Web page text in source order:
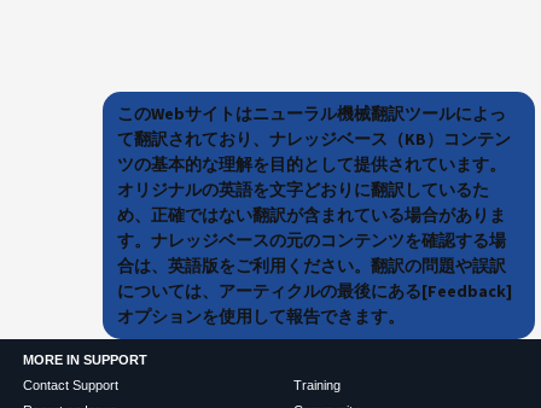
このWebサイトはニューラル機械翻訳ツールによっ
て翻訳されており、ナレッジベース（KB）コンテン
ツの基本的な理解を目的として提供されています。
オリジナルの英語を文字どおりに翻訳しているた
め、正確ではない翻訳が含まれている場合がありま
す。ナレッジベースの元のコンテンツを確認する場
合は、英語版をご利用ください。翻訳の問題や誤訳
については、アーティクルの最後にある[Feedback]
オプションを使用して報告できます。
MORE IN SUPPORT
Contact Support
Training